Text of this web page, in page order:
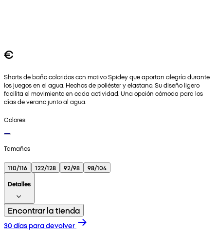
€
Shorts de baño coloridos con motivo Spidey que aportan alegría durante
los juegos en el agua. Hechos de poliéster y elastano. Su diseño ligero
facilita el movimiento en cada actividad. Una opción cómoda para los
días de verano junto al agua.
Colores
Tamaños
110/116 122/128 92/98
98/104
Detalles
Encontrar la tienda
30 días para devolver